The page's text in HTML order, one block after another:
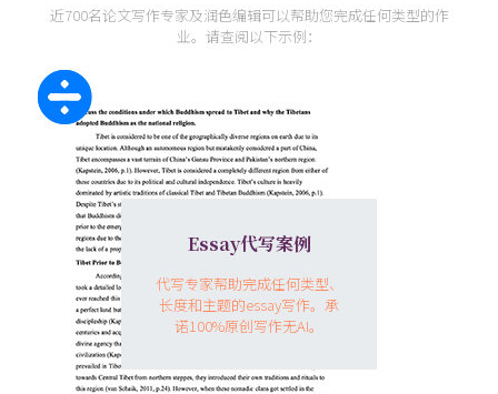
近700名论文写作专家及润色编辑可以帮助您完成任何类型的作
业。请查阅以下示例：
Essay代写案例
代写专家帮助完成任何类型、
长度和主题的essay写作。承
诺100%原创写作无AI。